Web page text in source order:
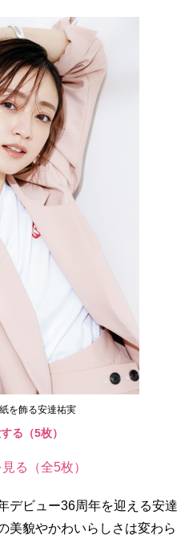
を飾る安達祐実
る（5枚）
る（全5枚）
デビュー36周年を迎える安達
美貌やかわいらしさは変わら